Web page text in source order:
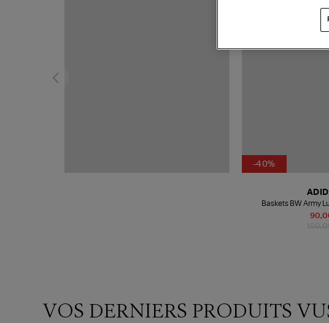
-40%
Baskets BW Army
VOS DERNIERS PRODUITS